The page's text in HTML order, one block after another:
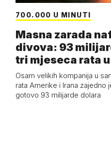
700.000 U MINUTI
Masna zarada
divova: 93
tri mjeseca rata
Osam velikih kompanija u
rata Amerike i Irana zajedno
gotovo 93 milijarde dolara